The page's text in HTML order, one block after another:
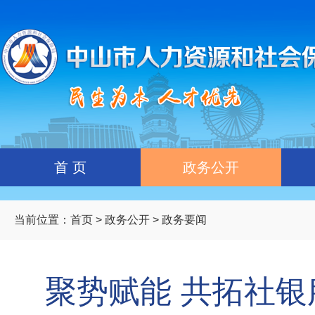
首 页 政务公开
当前位置： 首页 > 政务公开 > 政务要闻
聚势赋能 共拓社